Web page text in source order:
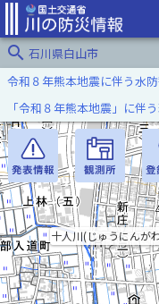
search 石川県白山市
十人川(じゅうにんが